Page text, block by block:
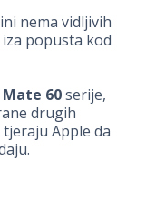
nema vidljivih
popusta kod
60serije,
drugih
Apple da